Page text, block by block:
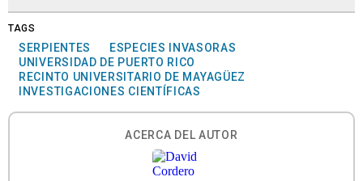
TAGS
SERPIENTES
ESPECIES INVASORAS
UNIVERSIDAD DE PUERTO RICO
RECINTO UNIVERSITARIO DE MAYAGÜEZ
INVESTIGACIONES CIENTÍFICAS
ACERCA DEL AUTOR